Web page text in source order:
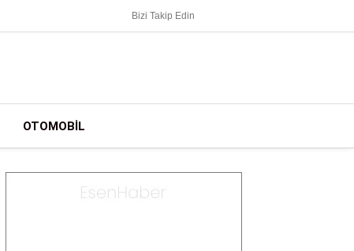
Bizi Takip Edin
OTOMOBIL